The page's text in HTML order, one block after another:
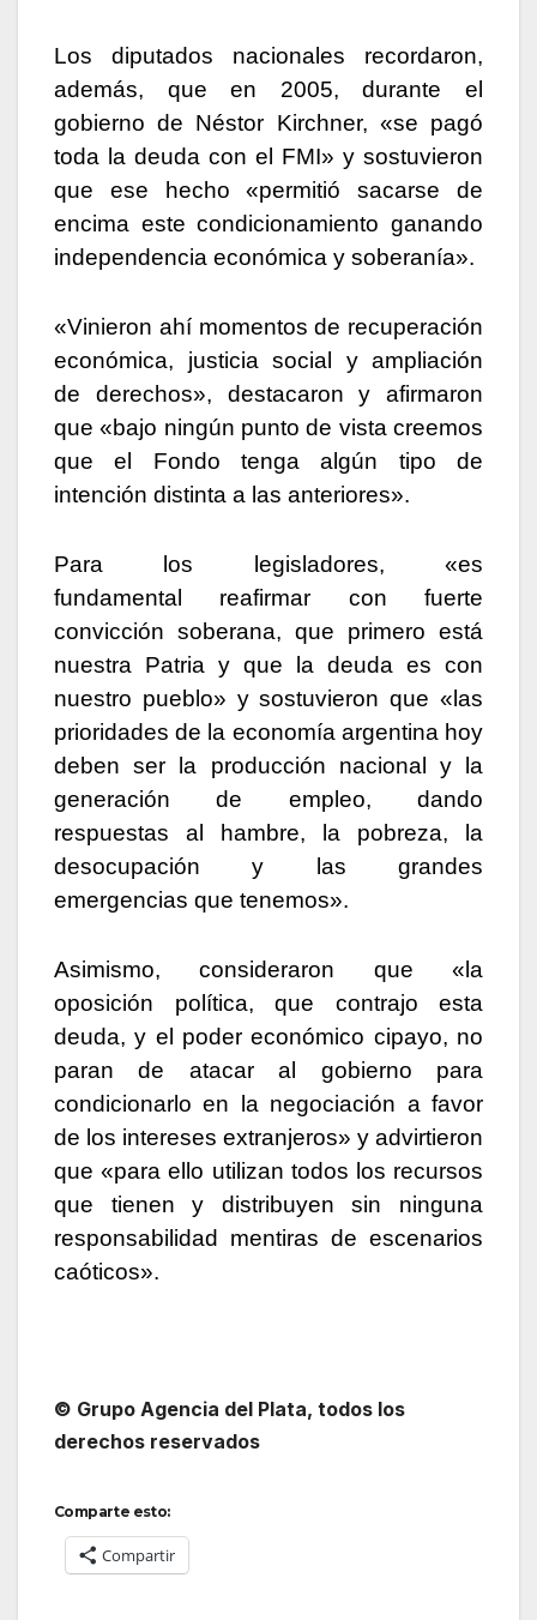
Los diputados nacionales recordaron,
además, que en 2005, durante el
gobierno de Néstor Kirchner, «se pagó
toda la deuda con el FMI» y sostuvieron
que ese hecho «permitió sacarse de
encima este condicionamiento ganando
independencia económica y soberanía».
«Vinieron ahí momentos de recuperación
económica, justicia social y ampliación
de derechos», destacaron y afirmaron
que «bajo ningún punto de vista creemos
que el Fondo tenga algún tipo de
intención distinta a las anteriores».
Para los legisladores, «es
fundamental reafirmar con fuerte
convicción soberana, que primero está
nuestra Patria y que la deuda es con
nuestro pueblo» y sostuvieron que «las
prioridades de la economía argentina hoy
deben ser la producción nacional y la
generación de empleo, dando
respuestas al hambre, la pobreza, la
desocupación y las grandes
emergencias que tenemos».
Asimismo, consideraron que «la
oposición política, que contrajo esta
deuda, y el poder económico cipayo, no
paran de atacar al gobierno para
condicionarlo en la negociación a favor
de los intereses extranjeros» y advirtieron
que «para ello utilizan todos los recursos
que tienen y distribuyen sin ninguna
responsabilidad mentiras de escenarios
caóticos».
© Grupo Agencia del Plata, todos los
derechos reservados
Comparte esto:
Compartir